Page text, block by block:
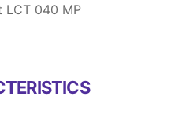
LCT 040 MP